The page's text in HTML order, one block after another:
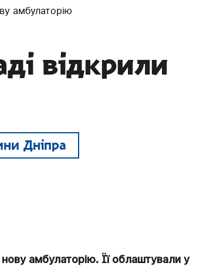
амбулаторію
відкрили
Дніпра
амбулаторію. Її облаштували у